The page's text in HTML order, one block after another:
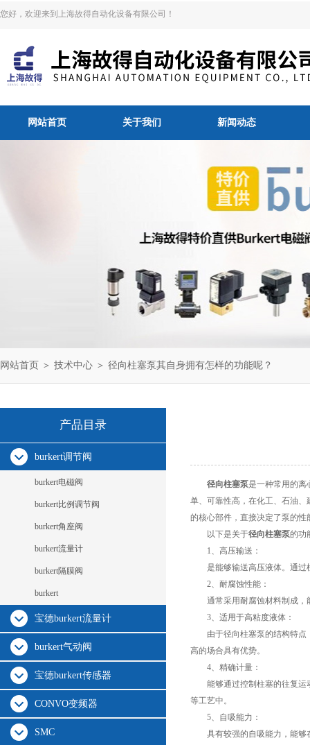
您好，欢迎来到上海故得自动化设备有限公司！
网站首页 关于我们 新闻动态
网站首页 ＞ 技术中心 ＞ 径向柱塞泵其自身拥有怎样的功能呢？
产品目录
burkert调节阀
burkert电磁阀
burkert比例调节阀
burkert角座阀
burkert流量计
burkert隔膜阀
burkert
宝德burkert流量计
burkert气动阀
宝德burkert传感器
CONVO变频器
SMC
径向柱塞泵是一种常用的离
单、可靠性高，在化工、石油
的核心部件，直接决定了泵的
以下是关于径向柱塞泵的功
1、高压输送：
是能够输送高压液体。通过柱
2、耐腐蚀性能：
通常采用耐腐蚀材料制成，能
3、适用于高粘度液体：
由于径向柱塞泵的结构特点，
高的场合具有优势。
4、精确计量：
能够通过控制柱塞的往复运动
等工艺中。
5、自吸能力：
具有较强的自吸能力，能够在